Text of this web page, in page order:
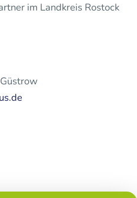
im Landkreis Rostock